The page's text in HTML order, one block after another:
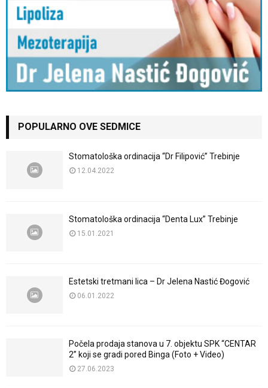
POPULARNO OVE SEDMICE
Stomatološka ordinacija “Dr Filipović” Trebinje
12.04.2022
Stomatološka ordinacija “Denta Lux” Trebinje
15.01.2021
Estetski tretmani lica – Dr Jelena Nastić Đogović
06.01.2022
Počela prodaja stanova u 7. objektu SPK “CENTAR
2” koji se gradi pored Binga (Foto + Video)
27.06.2023